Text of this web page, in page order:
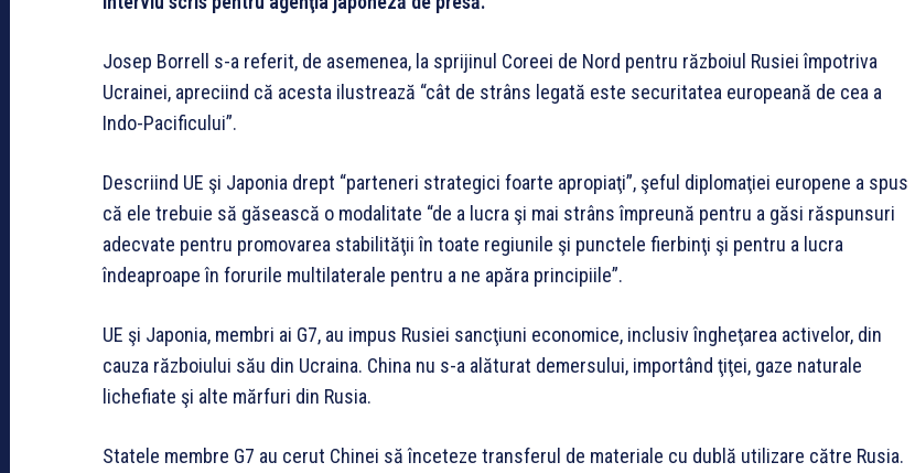
Josep Borrell s-a referit, de asemenea, la sprijinul Coreei de Nord pentru războiul Rusiei împotriva
Ucrainei, apreciind că acesta ilustrează “cât de strâns legată este securitatea europeană de cea a
Indo-Pacificului”.
Descriind UE şi Japonia drept “parteneri strategici foarte apropiaţi”, şeful diplomaţiei europene a spus
că ele trebuie să găsească o modalitate “de a lucra şi mai strâns împreună pentru a găsi răspunsuri
adecvate pentru promovarea stabilităţii în toate regiunile şi punctele fierbinţi şi pentru a lucra
îndeaproape în forurile multilaterale pentru a ne apăra principiile”.
UE şi Japonia, membri ai G7, au impus Rusiei sancţiuni economice, inclusiv îngheţarea activelor, din
cauza războiului său din Ucraina. China nu s-a alăturat demersului, importând ţiţei, gaze naturale
lichefiate şi alte mărfuri din Rusia.
Statele membre G7 au cerut Chinei să înceteze transferul de materiale cu dublă utilizare către Rusia.